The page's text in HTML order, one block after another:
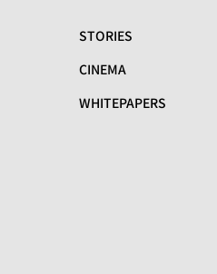
STORIES
CINEMA
WHITEPAPERS